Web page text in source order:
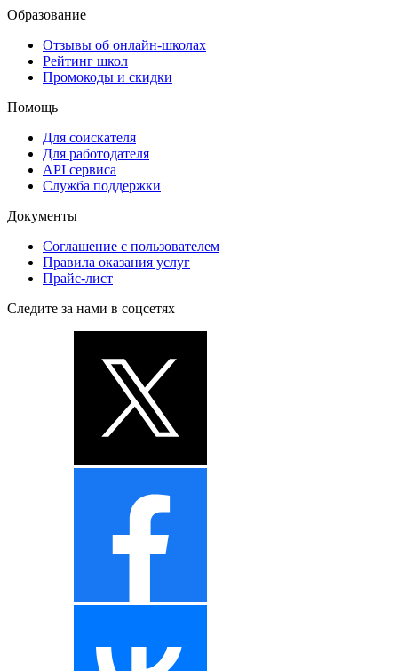
Образование
Отзывы об онлайн-школах
Рейтинг школ
Промокоды и скидки
Помощь
Для соискателя
Для работодателя
API сервиса
Служба поддержки
Документы
Соглашение с пользователем
Правила оказания услуг
Прайс-лист
Следите за нами в соцсетях